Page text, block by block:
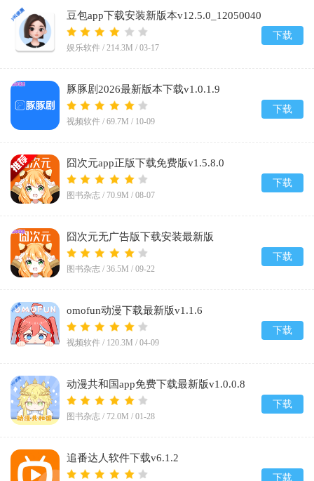
豆包app下载安装新版本v12.5.0_12050040
娱乐软件 / 214.3M / 03-17
下载
豚豚剧2026最新版本下载v1.0.1.9
视频软件 / 69.7M / 10-09
下载
囧次元app正版下载免费版v1.5.8.0
图书杂志 / 70.9M / 08-07
下载
囧次元无广告版下载安装最新版
2026v1.5.8.0
图书杂志 / 36.5M / 09-22
下载
omofun动漫下载最新版v1.1.6
视频软件 / 120.3M / 04-09
下载
动漫共和国app免费下载最新版v1.0.0.8
图书杂志 / 72.0M / 01-28
下载
追番达人软件下载v6.1.2
下载